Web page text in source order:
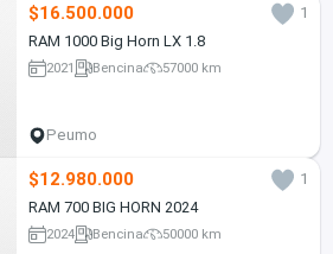
$16.500.000
1
RAM 1000 Big Horn LX 1.8
2021 Bencina 57000 km
Peumo
$12.980.000
1
RAM 700 BIG HORN 2024
2024 Bencina 50000 km